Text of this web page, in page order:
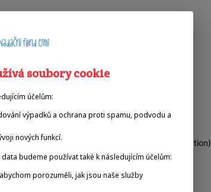
(see the browser console for more information)
soubory cookie
účelům:
výpadků a ochrana proti spamu, podvodu a
nových funkcí.
budeme používat také k následujícím účelům:
porozuměli, jak jsou naše služby